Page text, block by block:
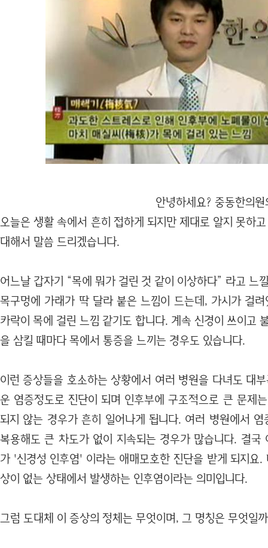
안녕하세요? 중동한의원의 김범
오늘은 생활 속에서 흔히 접하게 되지만 제대로 알지 못하
대해서 말씀 드리겠습니다.
어느날 갑자기 “목에 뭐가 걸린 것 같이 이상하다” 라고 느
목구멍에 가래가 딱 달라 붙은 느낌이 드는데, 가시가 걸
카락이 목에 걸린 느낌 같기도 합니다. 계속 신경이 쓰이고
을 삼킬 때마다 목에서 통증을 느끼는 경우도 있습니다.
이런 증상들을 호소하는 상황에서 여러 병원을 다녀도 대
운 염증정도로 진단이 되며 인후부에 구조적으로 큰 문제
되지 않는 경우가 흔히 일어나게 됩니다. 여러 병원에서
복용해도 큰 차도가 없이 지속되는 경우가 많습니다. 결국
가 '신경성 인후염' 이라는 애매모호한 진단을 받게 되지요
상이 없는 상태에서 발생하는 인후염이라는 의미입니다.
그럼 도대체 이 증상의 정체는 무엇이며, 그 명칭은 무엇일